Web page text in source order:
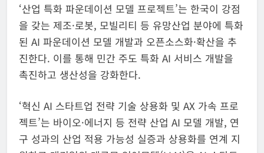
‘산업 특화 파운데이션 모델 프로젝트’는 한국이 강점
을 갖는 제조·로봇, 모빌리티 등 유망산업 분야에 특화
된 AI 파운데이션 모델 개발과 오픈소스화·확산을 추
진한다. 이를 통해 민간 주도 특화 AI 서비스 개발을
촉진하고 생산성을 강화한다.
‘혁신 AI 스타트업 전략 기술 상용화 및 AX 가속 프로
젝트’는 바이오·에너지 등 전략 산업 AI 모델 개발, 연
구 성과의 산업 적용 가능성 실증과 상용화를 연계 지